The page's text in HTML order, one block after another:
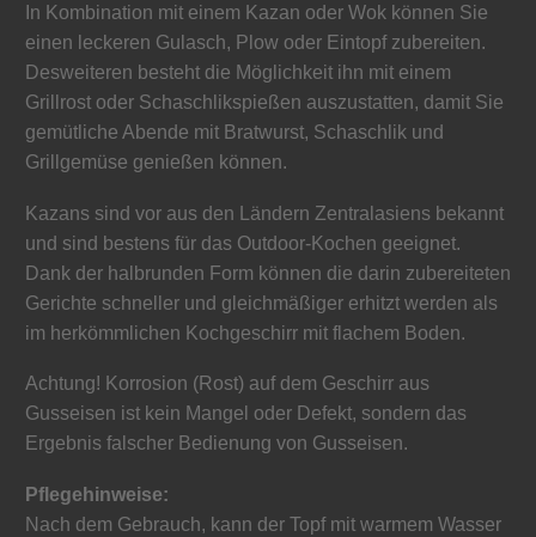
In Kombination mit einem Kazan oder Wok können Sie
einen leckeren Gulasch, Plow oder Eintopf zubereiten.
Desweiteren besteht die Möglichkeit ihn mit einem
Grillrost oder Schaschlikspießen auszustatten, damit Sie
gemütliche Abende mit Bratwurst, Schaschlik und
Grillgemüse genießen können.
Kazans sind vor aus den Ländern Zentralasiens bekannt
und sind bestens für das Outdoor-Kochen geeignet.
Dank der halbrunden Form können die darin zubereiteten
Gerichte schneller und gleichmäßiger erhitzt werden als
im herkömmlichen Kochgeschirr mit flachem Boden.
Achtung! Korrosion (Rost) auf dem Geschirr aus
Gusseisen ist kein Mangel oder Defekt, sondern das
Ergebnis falscher Bedienung von Gusseisen.
Pflegehinweise:
Nach dem Gebrauch, kann der Topf mit warmem Wasser